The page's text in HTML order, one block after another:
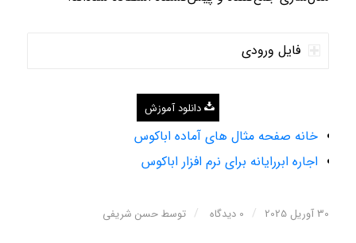
فایل ورودی
دانلود آموزش
خانه صفحه مثال های آماده اباکوس
اجاره ابررایانه برای نرم افزار اباکوس
30 آوریل 2025 / 0 دیدگاه / توسطحسن شریفی